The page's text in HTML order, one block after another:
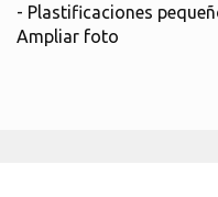
- Plastificaciones
Ampliar foto